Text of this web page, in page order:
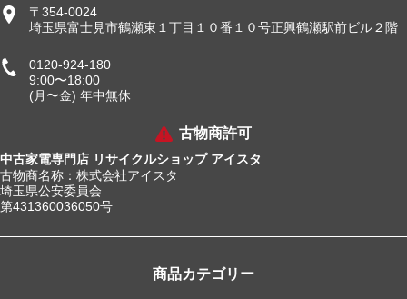
〒354-0024
埼玉県富士見市鶴瀬東１丁目１０番１０号正興鶴瀬駅前ビル２階
0120-924-180
9:00〜18:00
(月〜金) 年中無休
古物商許可
中古家電専門店 リサイクルショップ アイスタ
古物商名称：株式会社アイスタ
埼玉県公安委員会
第431360036050号
商品カテゴリー